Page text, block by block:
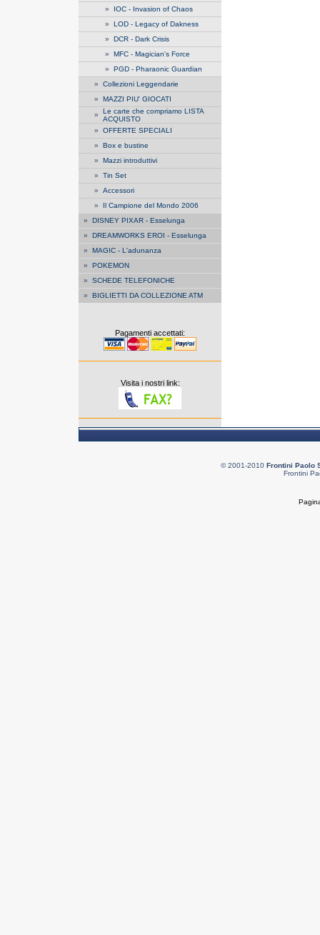
» IOC - Invasion of Chaos
» LOD - Legacy of Dakness
» DCR - Dark Crisis
» MFC - Magician's Force
» PGD - Pharaonic Guardian
» Collezioni Leggendarie
» MAZZI PIU' GIOCATI
» Le carte che compriamo LISTA
ACQUISTO
» OFFERTE SPECIALI
» Box e bustine
» Mazzi introduttivi
» Tin Set
» Accessori
» Il Campione del Mondo 2006
» DISNEY PIXAR - Esselunga
» DREAMWORKS EROI - Esselunga
» MAGIC - L'adunanza
» POKEMON
» SCHEDE TELEFONICHE
» BIGLIETTI DA COLLEZIONE ATM
Pagamenti accettati:
Visita i nostri link:
© 2001-2010 Frontini Paolo
Frontini